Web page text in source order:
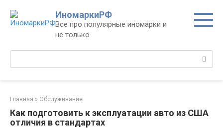
контенту
ИномаркиРФ
Все про популярные иномарки и
не только
Поиск:
Главная » Обслуживание
Как подготовить к эксплуатации авто из США
отличия в стандартах